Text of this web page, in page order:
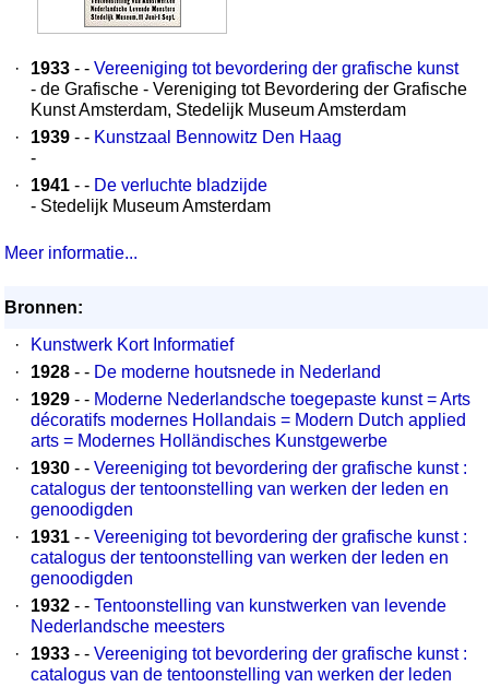
· 1933 - - Vereeniging tot bevordering der grafische kunst
- de Grafische - Vereniging tot Bevordering der Grafische
Kunst Amsterdam, Stedelijk Museum Amsterdam
·
1939 - - Kunstzaal Bennowitz Den Haag
-
·
1941 - - De verluchte bladzijde
- Stedelijk Museum Amsterdam
Meer informatie...
Bronnen:
·
Kunstwerk Kort Informatief
·
1928 - - De moderne houtsnede in Nederland
·
1929 - - Moderne Nederlandsche toegepaste kunst = Arts
décoratifs modernes Hollandais = Modern Dutch applied
arts = Modernes Holländisches Kunstgewerbe
·
1930 - - Vereeniging tot bevordering der grafische kunst :
catalogus der tentoonstelling van werken der leden en
genoodigden
·
1931 - - Vereeniging tot bevordering der grafische kunst :
catalogus der tentoonstelling van werken der leden en
genoodigden
·
1932 - - Tentoonstelling van kunstwerken van levende
Nederlandsche meesters
·
1933 - - Vereeniging tot bevordering der grafische kunst :
catalogus van de tentoonstelling van werken der leden